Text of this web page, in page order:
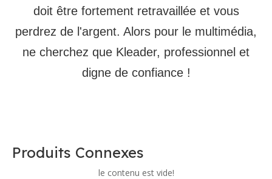
doit être fortement retravaillée et vous
perdrez de l'argent. Alors pour le multimédia,
ne cherchez que Kleader, professionnel et
digne de confiance !
Produits Connexes
le contenu est vide!